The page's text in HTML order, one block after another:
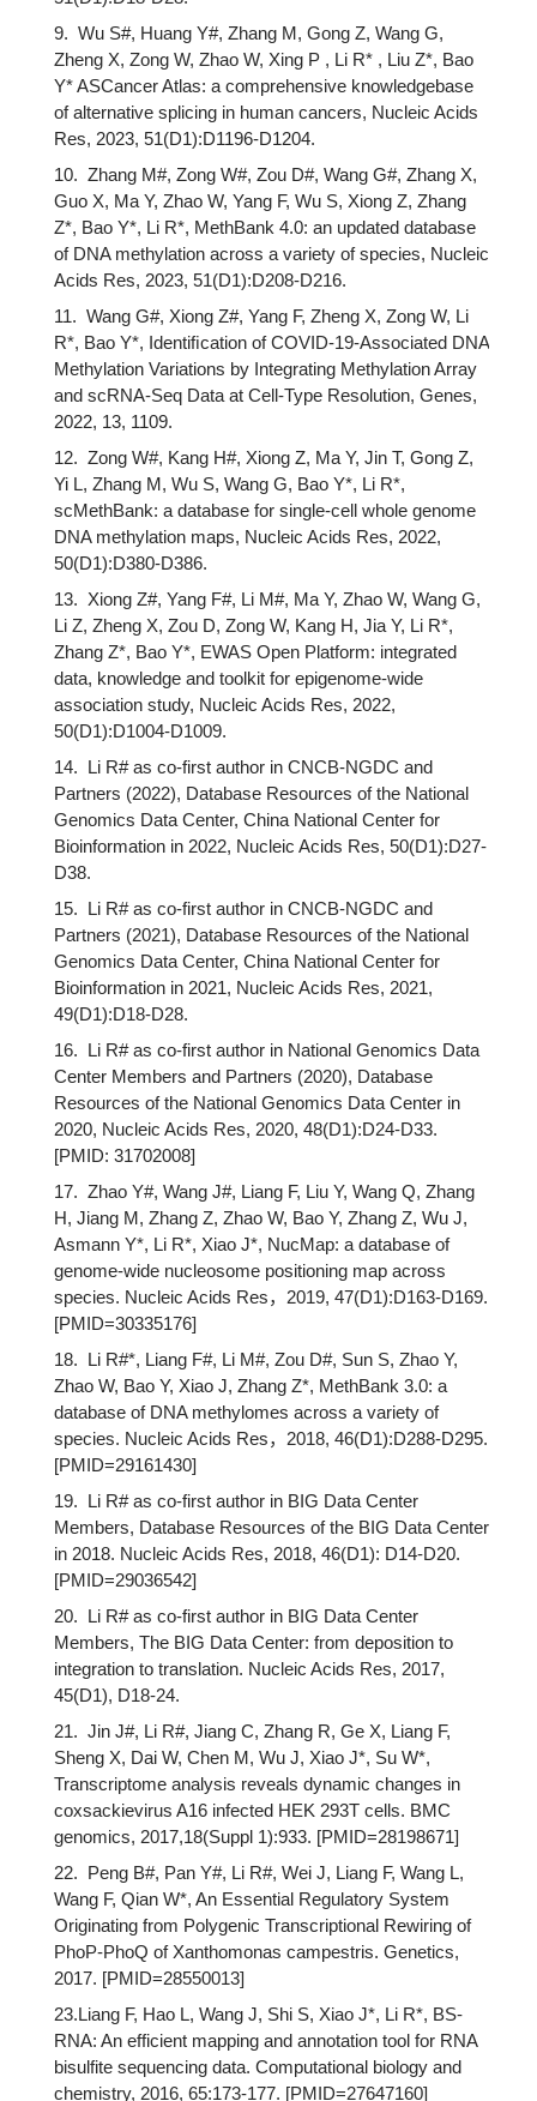
9. Wu S#, Huang Y#, Zhang M, Gong Z, Wang G,
Zheng X, Zong W, Zhao W, Xing P , Li R* , Liu Z*, Bao
Y* ASCancer Atlas: a comprehensive knowledgebase
of alternative splicing in human cancers, Nucleic Acids
Res, 2023, 51(D1):D1196-D1204.
10. Zhang M#, Zong W#, Zou D#, Wang G#, Zhang X,
Guo X, Ma Y, Zhao W, Yang F, Wu S, Xiong Z, Zhang
Z*, Bao Y*, Li R*, MethBank 4.0: an updated database
of DNA methylation across a variety of species, Nucleic
Acids Res, 2023, 51(D1):D208-D216.
11. Wang G#, Xiong Z#, Yang F, Zheng X, Zong W, Li
R*, Bao Y*, Identiﬁcation of COVID-19-Associated DNA
Methylation Variations by Integrating Methylation Array
and scRNA-Seq Data at Cell-Type Resolution, Genes,
2022, 13, 1109.
12. Zong W#, Kang H#, Xiong Z, Ma Y, Jin T, Gong Z,
Yi L, Zhang M, Wu S, Wang G, Bao Y*, Li R*,
scMethBank: a database for single-cell whole genome
DNA methylation maps, Nucleic Acids Res, 2022,
50(D1):D380-D386.
13. Xiong Z#, Yang F#, Li M#, Ma Y, Zhao W, Wang G,
Li Z, Zheng X, Zou D, Zong W, Kang H, Jia Y, Li R*,
Zhang Z*, Bao Y*, EWAS Open Platform: integrated
data, knowledge and toolkit for epigenome-wide
association study, Nucleic Acids Res, 2022,
50(D1):D1004-D1009.
14. Li R# as co-first author in CNCB-NGDC and
Partners (2022), Database Resources of the National
Genomics Data Center, China National Center for
Bioinformation in 2022, Nucleic Acids Res, 50(D1):D27-
D38.
15. Li R# as co-first author in CNCB-NGDC and
Partners (2021), Database Resources of the National
Genomics Data Center, China National Center for
Bioinformation in 2021, Nucleic Acids Res, 2021,
49(D1):D18-D28.
16. Li R# as co-first author in National Genomics Data
Center Members and Partners (2020), Database
Resources of the National Genomics Data Center in
2020, Nucleic Acids Res, 2020, 48(D1):D24-D33.
[PMID: 31702008]
17. Zhao Y#, Wang J#, Liang F, Liu Y, Wang Q, Zhang
H, Jiang M, Zhang Z, Zhao W, Bao Y, Zhang Z, Wu J,
Asmann Y*, Li R*, Xiao J*, NucMap: a database of
genome-wide nucleosome positioning map across
species. Nucleic Acids Res，2019, 47(D1):D163-D169.
[PMID=30335176]
18. Li R#*, Liang F#, Li M#, Zou D#, Sun S, Zhao Y,
Zhao W, Bao Y, Xiao J, Zhang Z*, MethBank 3.0: a
database of DNA methylomes across a variety of
species. Nucleic Acids Res，2018, 46(D1):D288-D295.
[PMID=29161430]
19. Li R# as co-first author in BIG Data Center
Members, Database Resources of the BIG Data Center
in 2018. Nucleic Acids Res, 2018, 46(D1): D14-D20.
[PMID=29036542]
20. Li R# as co-first author in BIG Data Center
Members, The BIG Data Center: from deposition to
integration to translation. Nucleic Acids Res, 2017,
45(D1), D18-24.
21. Jin J#, Li R#, Jiang C, Zhang R, Ge X, Liang F,
Sheng X, Dai W, Chen M, Wu J, Xiao J*, Su W*,
Transcriptome analysis reveals dynamic changes in
coxsackievirus A16 infected HEK 293T cells. BMC
genomics, 2017,18(Suppl 1):933. [PMID=28198671]
22. Peng B#, Pan Y#, Li R#, Wei J, Liang F, Wang L,
Wang F, Qian W*, An Essential Regulatory System
Originating from Polygenic Transcriptional Rewiring of
PhoP-PhoQ of Xanthomonas campestris. Genetics,
2017. [PMID=28550013]
23.Liang F, Hao L, Wang J, Shi S, Xiao J*, Li R*, BS-
RNA: An efficient mapping and annotation tool for RNA
bisulfite sequencing data. Computational biology and
chemistry, 2016, 65:173-177. [PMID=27647160]